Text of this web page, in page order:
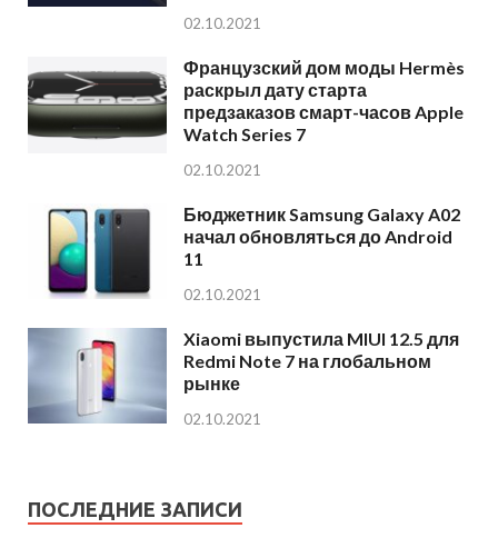
02.10.2021
Французский дом моды Hermès
раскрыл дату старта
предзаказов смарт-часов Apple
Watch Series 7
02.10.2021
Бюджетник Samsung Galaxy A02
начал обновляться до Android
11
02.10.2021
Xiaomi выпустила MIUI 12.5 для
Redmi Note 7 на глобальном
рынке
02.10.2021
ПОСЛЕДНИЕ ЗАПИСИ